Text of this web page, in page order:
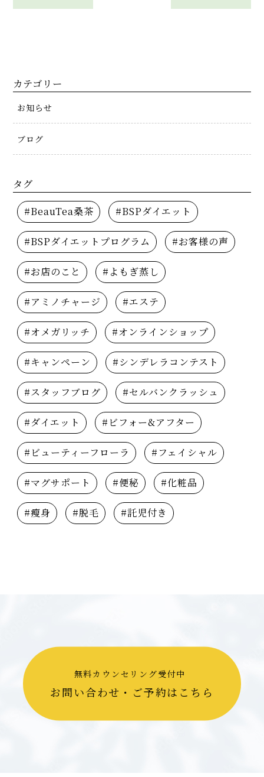
カテゴリー
お知らせ
ブログ
タグ
#BeauTea桑茶 #BSPダイエット
#BSPダイエットプログラム #お客様の声
#お店のこと #よもぎ蒸し
#アミノチャージ #エステ
#オメガリッチ #オンラインショップ
#キャンペーン #シンデレラコンテスト
#スタッフブログ #セルバンクラッシュ
#ダイエット #ビフォー&アフター
#ビューティーフローラ #フェイシャル
#マグサポート #便秘 #化粧品
#瘦身 #脱毛 #託児付き
無料カウンセリング受付中
お問い合わせ・ご予約はこちら